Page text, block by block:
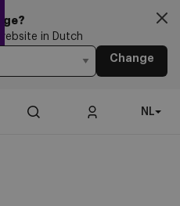
in Dutch
Change
NL